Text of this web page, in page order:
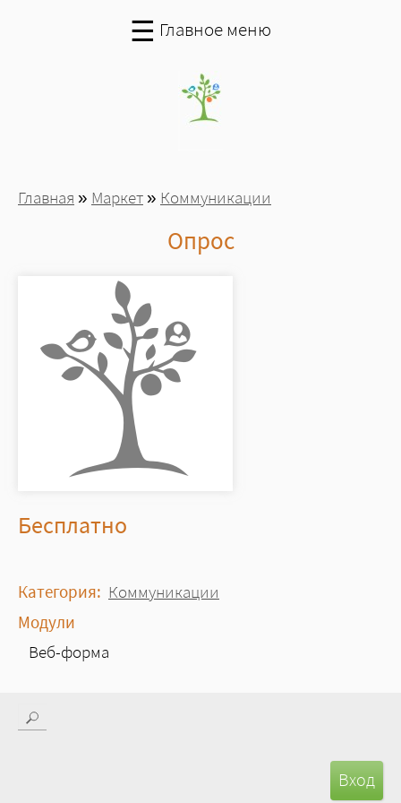
☰ Главное меню
Вы здесь
Главная » Маркет» Коммуникации
Опрос
Цена
Бесплатно
Категория: Коммуникации
Модули
Веб-форма
Форма поиска
Поиск